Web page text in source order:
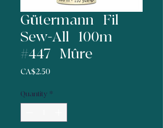
Gütermann | Fil
Sew-All | 100m |
#447 | Mûre
CA$2.50
Quantity *